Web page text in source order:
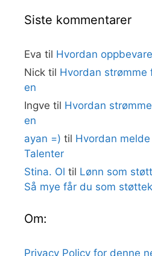
Siste kommentarer
Eva til Hvordan
Nick til Hvordan strømme
en
Ingve til Hvordan
en
ayan =) til Hvordan
Talenter
Stina. Ol til Lønn som
Så mye får du som
Om:
Privacy Policy for denne